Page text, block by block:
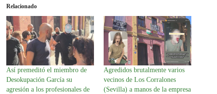
Relacionado
Así premeditó el miembro de
Desokupación García su
agresión a los profesionales de
Agredidos brutalmente varios
vecinos de Los Corralones
(Sevilla) a manos de la empresa